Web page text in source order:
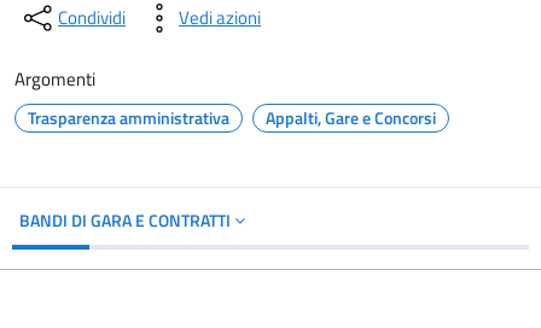
Condividi Vedi azioni
Argomenti
Trasparenza amministrativa Appalti, Gare e Concorsi
BANDI DI GARA E CONTRATTI